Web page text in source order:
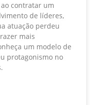
contratar um
de líderes,
atuação perdeu
mais
um modelo de
protagonismo no